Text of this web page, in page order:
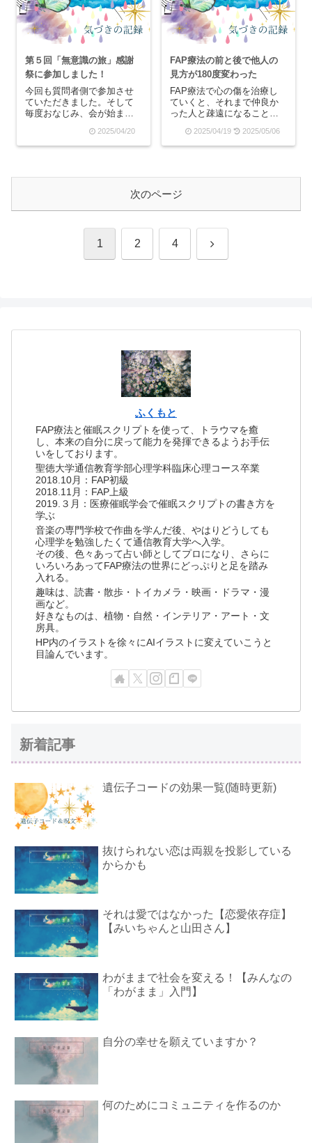
ビュー書かねば」と思っ
て...
っ...
第５回「無意識の旅」感謝
祭に参加しました！
今回も質問者側で参加させ
ていただきました。そして
毎度おなじみ、会が始まる
こります…。今日は、無垢
材のテーブルに作ったばか
ちゃにしてしまって大変で
2025/04/20
FAP療法の前と後で他人の
見方が180度変わった
FAP療法で心の傷を治療し
ていくと、それまで仲良か
った人と疎遠になることが
方が変わったのか、それま
での私が見ていた世界が歪
人、こんなに性格悪かった
っけ？」と気づくことが...
2025/04/19 2025/05/06
次のページ
1 2 4 次
ふくもと
FAP療法と催眠スクリプトを使って、トラウマを癒
し、本来の自分に戻って能力を発揮できるようお手伝
いをしております。
聖徳大学通信教育学部心理学科臨床心理コース卒業
2018.10月：FAP初級
2018.11月：FAP上級
2019.３月：医療催眠学会で催眠スクリプトの書き方を
学ぶ
音楽の専門学校で作曲を学んだ後、やはりどうしても
心理学を勉強したくて通信教育大学へ入学。
その後、色々あって占い師としてプロになり、さらに
いろいろあってFAP療法の世界にどっぷりと足を踏み
入れる。
趣味は、読書・散歩・トイカメラ・映画・ドラマ・漫
画など。
好きなものは、植物・自然・インテリア・アート・文
房具。
HP内のイラストを徐々にAIイラストに変えていこうと
目論んでいます。
新着記事
遺伝子コードの効果一覧(随時更新)
抜けられない恋は両親を投影している
からかも
それは愛ではなかった【恋愛依存症】
【みいちゃんと山田さん】
わがままで社会を変える！【みんなの
「わがまま」入門】
自分の幸せを願えていますか？
何のためにコミュニティを作るのか